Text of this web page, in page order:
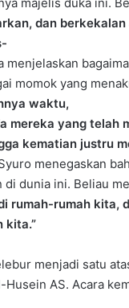
dan
menjelaskan
momok yang
waktu,
mereka yang telah
kematian justru
menegaskan
dunia ini. Beliau
rumah-rumah kita,
kita.”
menjadi satu
AS. Acara